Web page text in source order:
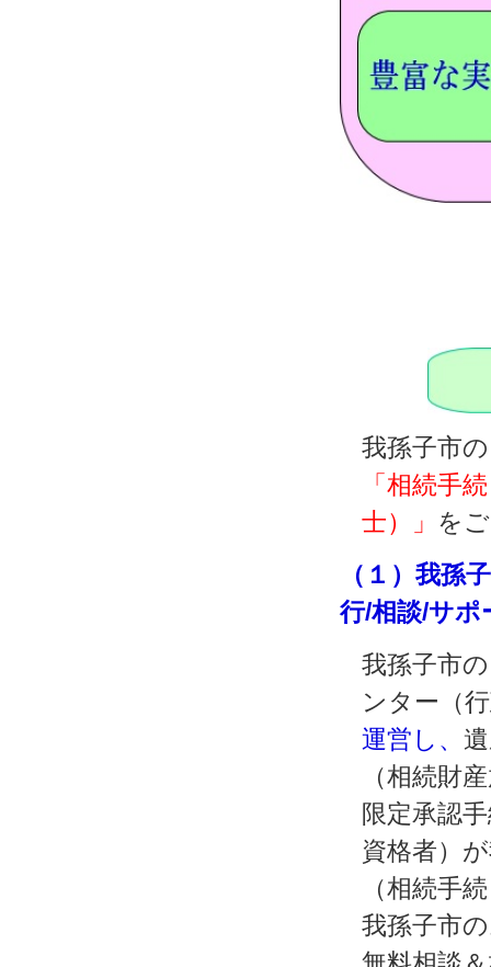
我孫子市
「相続手
士）」 を
（１）我孫
行/相談/サ
我孫子市
ンター（
運営し、
（相続財
限定承認
資格者）
（相続手
我孫子市